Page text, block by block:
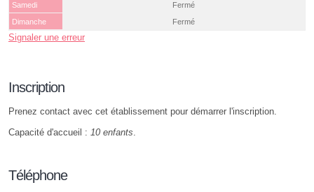
Samedi
Fermé
Dimanche
Fermé
Signaler une erreur
Inscription
Prenez contact avec cet établissement pour démarrer l'inscription.
Capacité d'accueil : 10 enfants.
Téléphone